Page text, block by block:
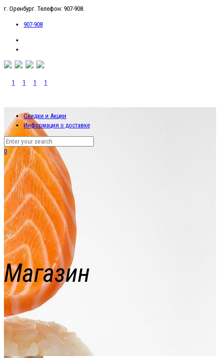
г. Оренбург. Телефон: 907-908.
907-908
Скидки и Акции
Информация о доставке
0
Магазин